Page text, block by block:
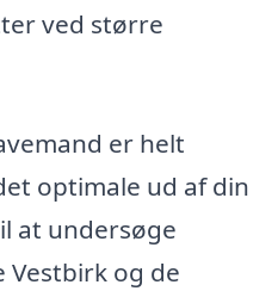
ved større
er helt
optimale ud af din
at undersøge
Vestbirk og de